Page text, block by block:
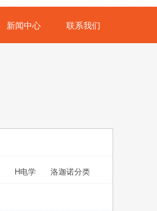
新闻中心 联系我们
H电学 洛迦诺分类